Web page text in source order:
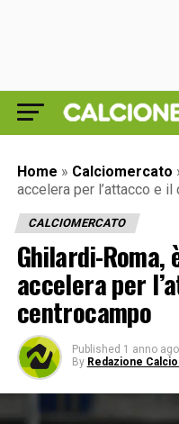
Home » Calciomercato
accelera per l’attacco e il
CALCIOMERCATO
Ghilardi-
accelera per
centrocampo
Published 1 anno ago
By Redazione